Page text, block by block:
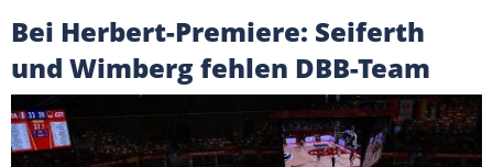
Bei Herbert-Premiere: Seiferth
und Wimberg fehlen DBB-Team